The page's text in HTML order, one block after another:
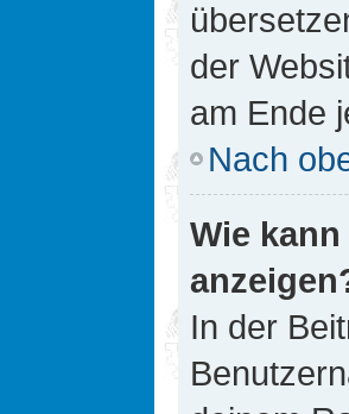
der
am Ende
Nach
Wie
In der